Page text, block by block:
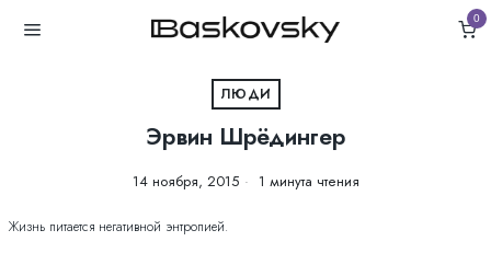
0
ЛЮДИ
Эрвин Шрёдингер
14 ноября, 2015 1 минута чтения
Жизнь питается негативной энтропией.